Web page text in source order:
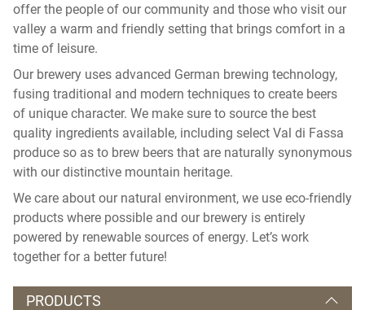
offer the people of our community and those who visit our
valley a warm and friendly setting that brings comfort in a
time of leisure.
Our brewery uses advanced German brewing technology,
fusing traditional and modern techniques to create beers
of unique character. We make sure to source the best
quality ingredients available, including select Val di Fassa
produce so as to brew beers that are naturally synonymous
with our distinctive mountain heritage.
We care about our natural environment, we use eco-friendly
products where possible and our brewery is entirely
powered by renewable sources of energy. Let’s work
together for a better future!
PRODUCTS